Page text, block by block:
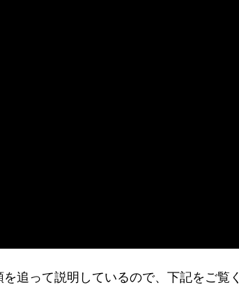
追って説明しているので、下記をご覧く